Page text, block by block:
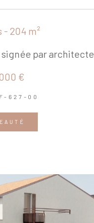
- 204 m²
par architecte
€
627-00